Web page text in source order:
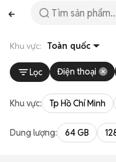
Khu vực: Toàn quốc
Lọc Điện thoại
Khu vực: Tp Hồ Chí Minh
Dung lượng: 64 GB